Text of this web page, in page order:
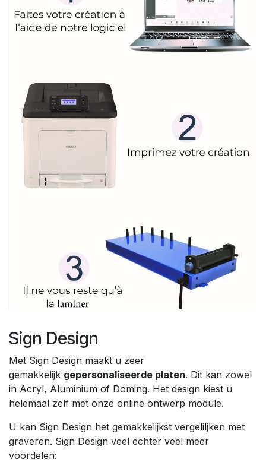
Sign Design
Met Sign Design maakt u zeer
gemakkelijk gepersonaliseerde platen. Dit kan zowel
in Acryl, Aluminium of Doming. Het design kiest u
helemaal zelf met onze online ontwerp module.
U kan Sign Design het gemakkelijkst vergeliljken met
graveren. Sign Design veel echter veel meer
voordelen: